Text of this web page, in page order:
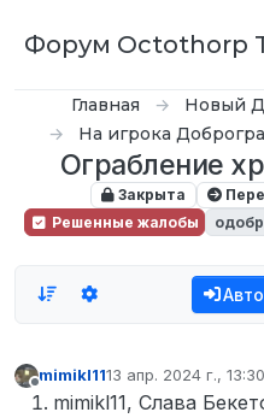
Форум Octothorp
Главная Новый
На игрока
Ограбление
Закрыта
Решенные жалобы
Не в сети
mimikl1113 апр. 2024 г., 13:30
отредактировано
mimikl11, Слава